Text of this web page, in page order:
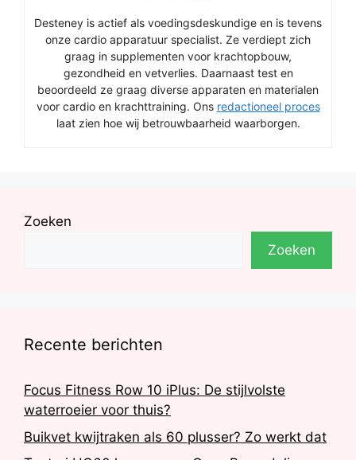
Desteney is actief als voedingsdeskundige en is tevens
onze cardio apparatuur specialist. Ze verdiept zich
graag in supplementen voor krachtopbouw,
gezondheid en vetverlies. Daarnaast test en
beoordeeld ze graag diverse apparaten en materialen
voor cardio en krachttraining. Ons redactioneel proces
laat zien hoe wij betrouwbaarheid waarborgen.
Zoeken
Zoeken
Recente berichten
Focus Fitness Row 10 iPlus: De stijlvolste
waterroeier voor thuis?
Buikvet kwijtraken als 60 plusser? Zo werkt dat